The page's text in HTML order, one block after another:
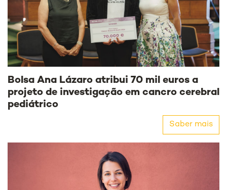
Bolsa Ana Lázaro atribui 70 mil euros a
projeto de investigação em cancro cerebral
pediátrico
Saber mais